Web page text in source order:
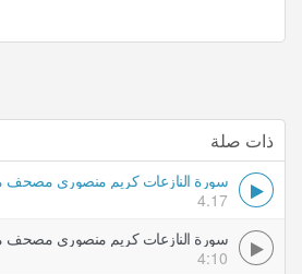
ذات صلة
سورة النازعات كريم منصوري مصحف
4.17
سورة النازعات كريم منصوري مصحف
4:10